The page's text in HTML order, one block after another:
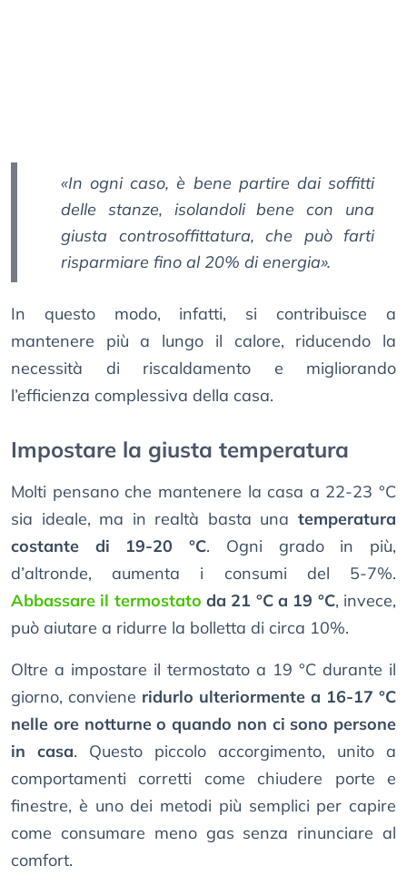
«In ogni caso, è bene partire dai soffitti
delle stanze, isolandoli bene con una
giusta controsoffittatura, che può farti
risparmiare fino al 20% di energia».
In questo modo, infatti, si contribuisce a
mantenere più a lungo il calore, riducendo la
necessità di riscaldamento e migliorando
l’efficienza complessiva della casa.
Impostare la giusta temperatura
Molti pensano che mantenere la casa a 22-23 °C
sia ideale, ma in realtà basta una temperatura
costante di 19-20 °C. Ogni grado in più,
d’altronde, aumenta i consumi del 5-7%.
Abbassare il termostato da 21 °C a 19 °C, invece,
può aiutare a ridurre la bolletta di circa 10%.
Oltre a impostare il termostato a 19 °C durante il
giorno, conviene ridurlo ulteriormente a 16-17 °C
nelle ore notturne o quando non ci sono persone
in casa. Questo piccolo accorgimento, unito a
comportamenti corretti come chiudere porte e
finestre, è uno dei metodi più semplici per capire
come consumare meno gas senza rinunciare al
comfort.